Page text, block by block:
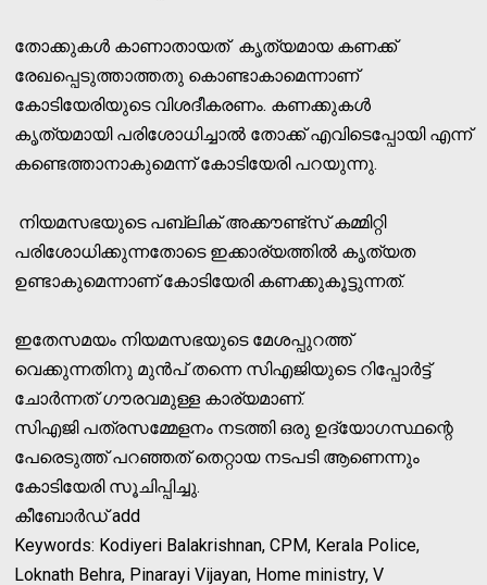
തോക്കുകൾ കാണാതായത് കൃത്യമായ കണക്ക്
രേഖപ്പെടുത്താത്തതു കൊണ്ടാകാമെന്നാണ്
കോടിയേരിയുടെ വിശദീകരണം. കണക്കുകൾ
കൃത്യമായി പരിശോധിച്ചാൽ തോക്ക് എവിടെപ്പോയി എന്ന്
കണ്ടെത്താനാകുമെന്ന് കോടിയേരി പറയുന്നു.
നിയമസഭയുടെ പബ്ലിക് അക്കൗണ്ട്സ് കമ്മിറ്റി
പരിശോധിക്കുന്നതോടെ ഇക്കാര്യത്തിൽ കൃത്യത
ഉണ്ടാകുമെന്നാണ് കോടിയേരി കണക്കുകൂട്ടുന്നത്.
ഇതേസമയം നിയമസഭയുടെ മേശപ്പുറത്ത്
വെക്കുന്നതിനു മുൻപ് തന്നെ സിഎജിയുടെ റിപ്പോർട്ട്
ചോർന്നത് ഗൗരവമുള്ള കാര്യമാണ്.
സിഎജി പത്രസമ്മേളനം നടത്തി ഒരു ഉദ്യോഗസ്ഥന്റെ
പേരെടുത്ത് പറഞ്ഞത് തെറ്റായ നടപടി ആണെന്നും
കോടിയേരി സൂചിപ്പിച്ചു.
കീബോർഡ് add
Keywords: Kodiyeri Balakrishnan, CPM, Kerala Police,
Loknath Behra, Pinarayi Vijayan, Home ministry, V